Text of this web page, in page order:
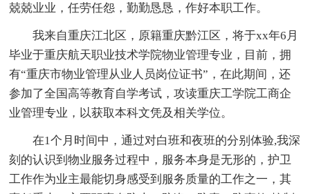
兢兢业业，任劳任怨，勤勤恳恳，作好本职工作。
我来自重庆江北区，原籍重庆黔江区，将于xx年6月
毕业于重庆航天职业技术学院物业管理专业，目前，拥
有“重庆市物业管理从业人员岗位证书”，在此期间，还
参加了全国高等教育自学考试，攻读重庆工学院工商企
业管理专业，以获取本科文凭及相关学位。
在1个月时间中，通过对白班和夜班的分别体验,我深
刻的认识到物业服务过程中，服务本身是无形的，护卫
工作作为业主最能切身感受到服务质量的工作之一，其